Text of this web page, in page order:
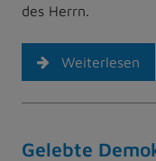
des Herrn.
Weiterlesen
Gelebte